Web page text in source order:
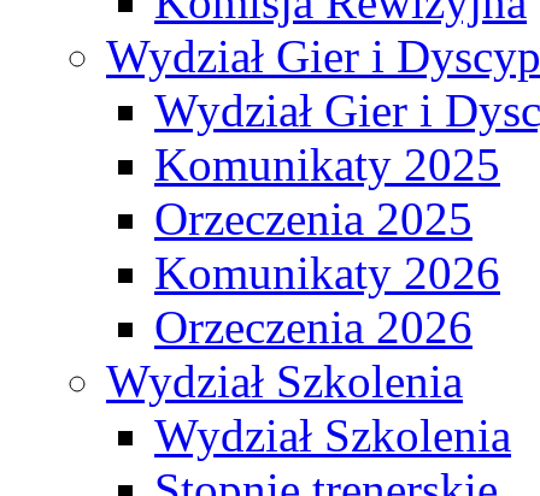
Wydział Gier i
Wydział Gier i
Komunikaty 2025
Orzeczenia 2025
Komunikaty 2026
Orzeczenia 2026
Wydział Szkolenia
Wydział Szkolenia